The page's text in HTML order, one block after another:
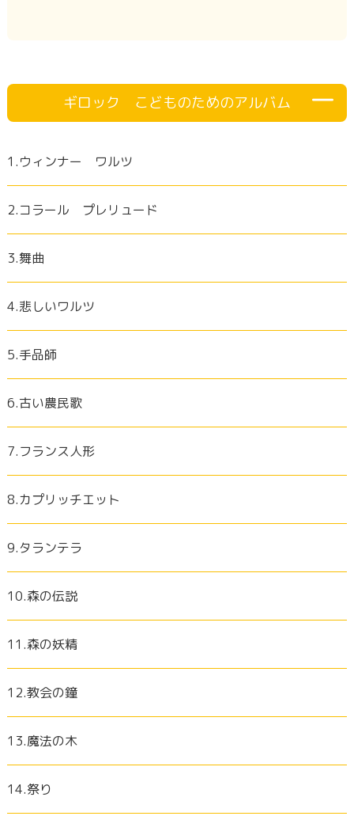
ギロック こどものためのアルバム
1.ウィンナー ワルツ
2.コラール プレリュード
3.舞曲
4.悲しいワルツ
5.手品師
6.古い農民歌
7.フランス人形
8.カプリッチエット
9.タランテラ
10.森の伝説
11.森の妖精
12.教会の鐘
13.魔法の木
14.祭り